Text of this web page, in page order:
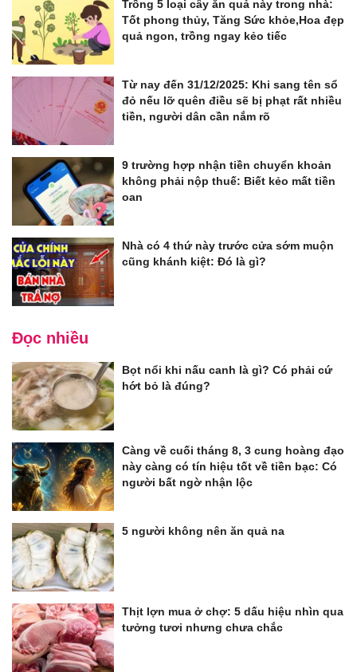
Trồng 5 loại cây ăn quả này trong nhà:
Tốt phong thủy, Tăng Sức khỏe,Hoa đẹp
quả ngon, trồng ngay kẻo tiếc
Từ nay đến 31/12/2025: Khi sang tên sổ
đỏ nếu lỡ quên điều sẽ bị phạt rất nhiều
tiền, người dân cần nắm rõ
9 trường hợp nhận tiền chuyển khoản
không phải nộp thuế: Biết kẻo mất tiền
oan
Nhà có 4 thứ này trước cửa sớm muộn
cũng khánh kiệt: Đó là gì?
Đọc nhiều
Bọt nổi khi nấu canh là gì? Có phải cứ
hớt bỏ là đúng?
Càng về cuối tháng 8, 3 cung hoàng đạo
này càng có tín hiệu tốt về tiền bạc: Có
người bất ngờ nhận lộc
5 người không nên ăn quả na
Thịt lợn mua ở chợ: 5 dấu hiệu nhìn qua
tưởng tươi nhưng chưa chắc